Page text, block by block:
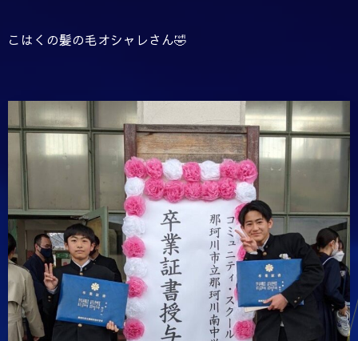
こはくの髪の毛オシャレさん🤣